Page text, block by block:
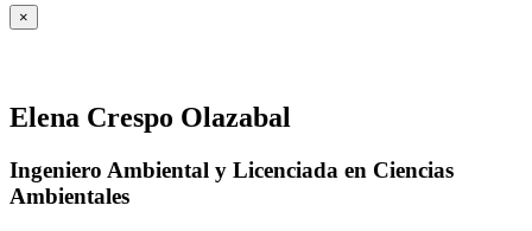
×
Elena Crespo Olazabal
Ingeniero Ambiental y Licenciada en Ciencias
Ambientales